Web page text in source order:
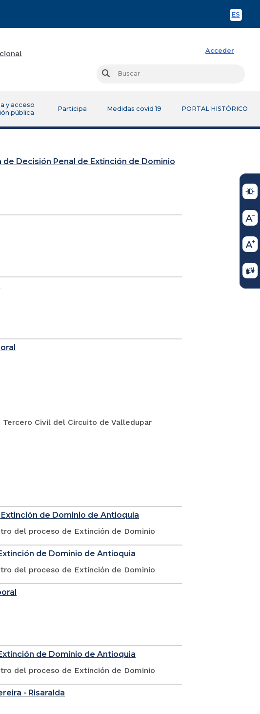
ES
Acceder
Buscar
y acceso
pública
Participa Medidas covid 19 PORTAL HISTÓRICO
Decisión Penal de Extinción de Dominio
Civil del Circuito de Valledupar
de Dominio de Antioquia
del proceso de Extinción de Dominio
de Dominio de Antioquia
del proceso de Extinción de Dominio
de Dominio de Antioquia
del proceso de Extinción de Dominio
- Risaralda